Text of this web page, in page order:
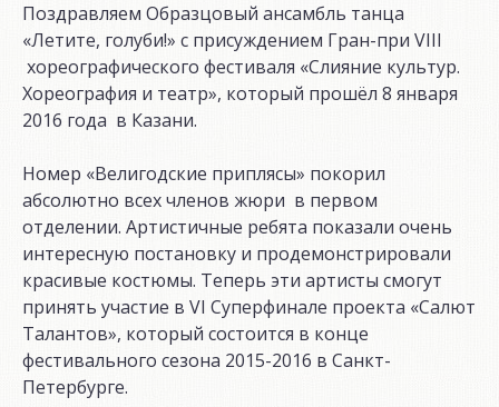
Поздравляем Образцовый ансамбль танца
«Летите, голуби!» с присуждением Гран-при VIII
хореографического фестиваля «Слияние культур.
Хореография и театр», который прошёл 8 января
2016 года в Казани.
Номер «Велигодские приплясы» покорил
абсолютно всех членов жюри в первом
отделении. Артистичные ребята показали очень
интересную постановку и продемонстрировали
красивые костюмы. Теперь эти артисты смогут
принять участие в VI Суперфинале проекта «Салют
Талантов», который состоится в конце
фестивального сезона 2015-2016 в Санкт-
Петербурге.